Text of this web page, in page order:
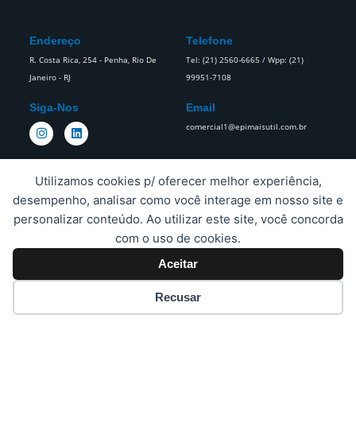
Utilizamos cookies p/ oferecer melhor experiência,
desempenho, analisar como você interage em nosso site e
personalizar conteúdo. Ao utilizar este site, você concorda
com o uso de cookies.
Aceitar
Recusar
Estamos Sempre Prontos Para
Todas As Suas Necessidades.​
Proteja A Sua Empresa E Os Seus Funcionários Da Cabeça Aos Pés.
Endereço
R. Costa Rica, 254 - Penha, Rio De
Janeiro - RJ
Telefone
Tel: (21) 2560-6665 / Wpp: (21)
99951-7108
Siga-Nos
I
n
s
t
a
g
r
m
L
i
n
k
e
d
i
Email
comercial1@epimaisutil.com.br